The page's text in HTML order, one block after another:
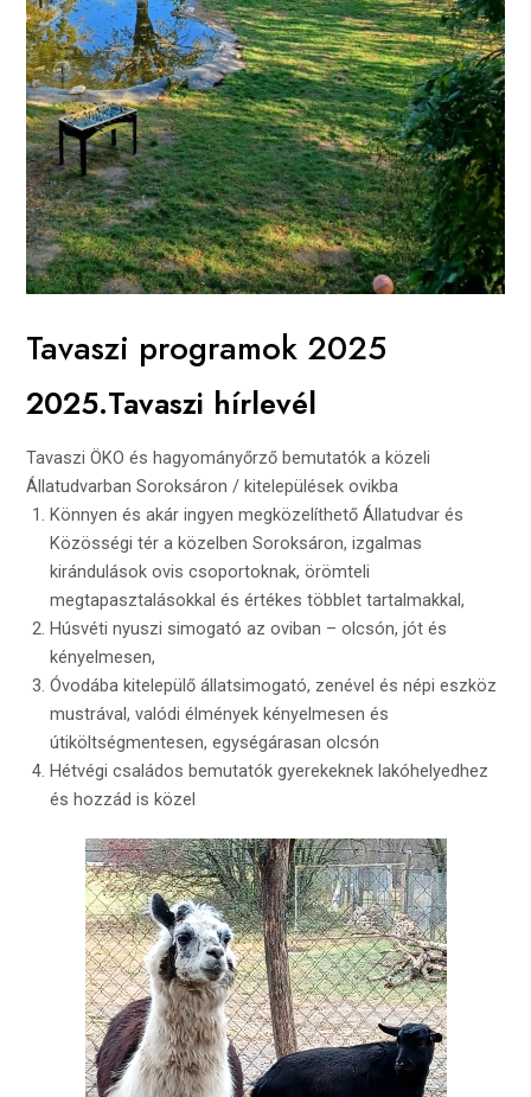
Tavaszi programok 2025
2025.Tavaszi hírlevél
Tavaszi ÖKO és hagyományőrző bemutatók a közeli
Állatudvarban Soroksáron / kitelepülések ovikba
Könnyen és akár ingyen megközelíthető Állatudvar és
Közösségi tér a közelben Soroksáron, izgalmas
kirándulások ovis csoportoknak, örömteli
megtapasztalásokkal és értékes többlet tartalmakkal,
Húsvéti nyuszi simogató az oviban – olcsón, jót és
kényelmesen,
Óvodába kitelepülő állatsimogató, zenével és népi eszköz
mustrával, valódi élmények kényelmesen és
útiköltségmentesen, egységárasan olcsón
Hétvégi családos bemutatók gyerekeknek lakóhelyedhez
és hozzád is közel